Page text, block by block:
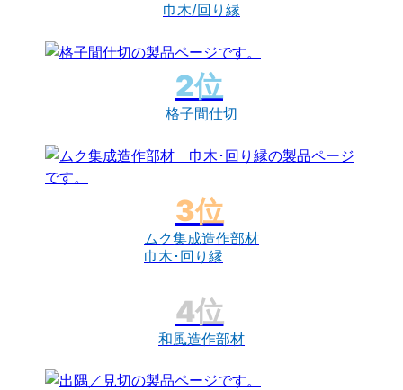
巾木/回り縁
格子間仕切
ムク集成造作部材
巾木･回り縁
和風造作部材